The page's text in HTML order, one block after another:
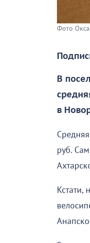
Фото
В
в
руб.
Кстати,